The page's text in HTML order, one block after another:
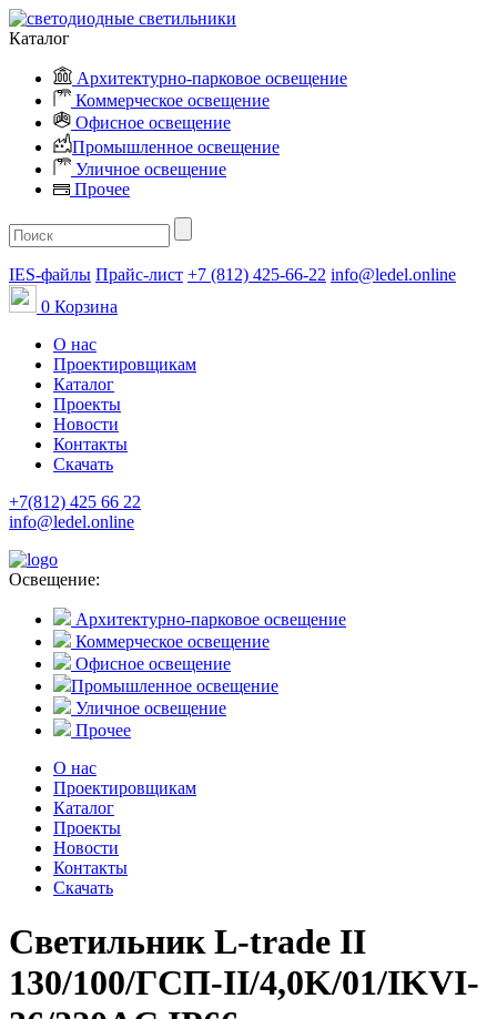
Каталог
Архитектурно-парковое освещение
Коммерческое освещение
Офисное освещение
Промышленное освещение
Уличное освещение
Прочее
IES-файлы Прайс-лист +7 (812) 425-66-22 info@ledel.online
0 Корзина
О нас
Проектировщикам
Каталог
Проекты
Новости
Контакты
Скачать
+7(812) 425 66 22
info@ledel.online
Освещение:
Архитектурно-парковое освещение
Коммерческое освещение
Офисное освещение
Промышленное освещение
Уличное освещение
Прочее
О нас
Проектировщикам
Каталог
Проекты
Новости
Контакты
Скачать
Светильник L-trade II
130/100/ГСП-II/4,0K/01/IKVI-